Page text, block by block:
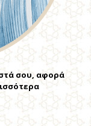
σου, αφορά